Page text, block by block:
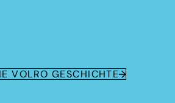
VOLRO GESCHICHTE